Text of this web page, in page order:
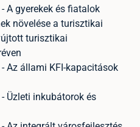
A gyerekek és fiatalok
növelése a turisztikai
turisztikai
Az állami KFI-kapacitások
Üzleti inkubátorok és